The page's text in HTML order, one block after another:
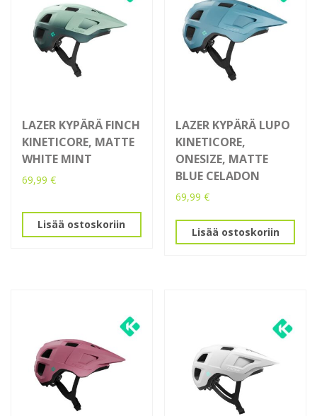
sivulla.
tuotteen
sivulla.
LAZER KYPÄRÄ FINCH
KINETICORE, MATTE
WHITE MINT
69,99 €
Lisää ostoskoriin
LAZER KYPÄRÄ LUPO
KINETICORE,
ONESIZE, MATTE
BLUE CELADON
69,99€
Lisää ostoskoriin